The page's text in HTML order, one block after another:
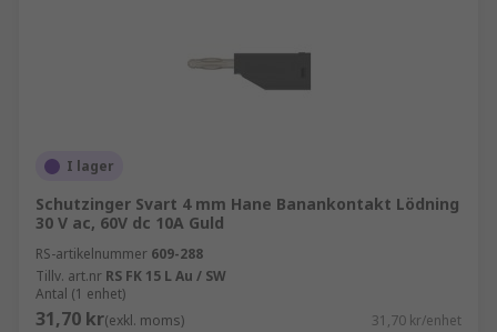
I lager
Schutzinger Svart 4 mm Hane Banankontakt Lödning
30 V ac, 60V dc 10A Guld
RS-artikelnummer 609-288
Tillv. art.nr RS FK 15 L Au / SW
Antal (1 enhet)
31,70 kr(exkl. moms) 31,70 kr/enhet